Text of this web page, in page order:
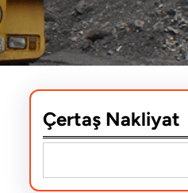
Çertaş Nakliyat
e